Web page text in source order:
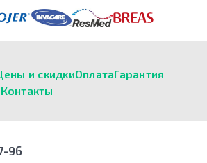
и скидкиОплатаГарантия
Контакты
96